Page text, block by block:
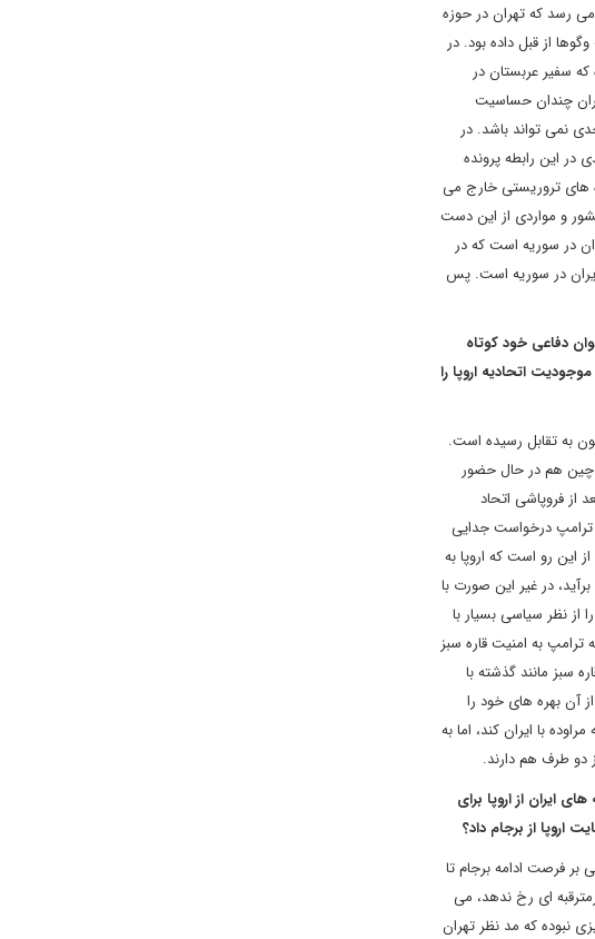
رسد که تهران در حوزه
از قبل داده بود. در
که سفیر عربستان در
چندان حساسیت
نمی تواند باشد. در
در این رابطه پرونده
های تروریستی خارج می
و مواردی از این دست
در سوریه است که در
در سوریه است. پس
دفاعی خود کوتاه
اتحادیه اروپا را
به تقابل رسیده است.
چین هم در حال حضور
از فروپاشی اتحاد
ترامپ درخواست جدایی
این رو است که اروپا به
در غیر این صورت با
از نظر سیاسی بسیار با
به امنیت قاره سبز
سبز مانند گذشته با
آن بهره های خود را
با ایران کند، اما به
دو طرف هم دارند.
های ایران از اروپا برای
سایه مواضع تهران مبنی بر فرصت ادامه برجام تا
تحولات جدی در این حوزه باشیم. اگر تا 13 آبان ماه حادثه غیرمترقبه ای رخ ندهد، می
نبوده که مد نظر تهران